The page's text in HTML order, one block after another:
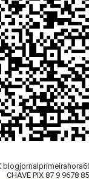
CHAVE PIX 87 9 9678